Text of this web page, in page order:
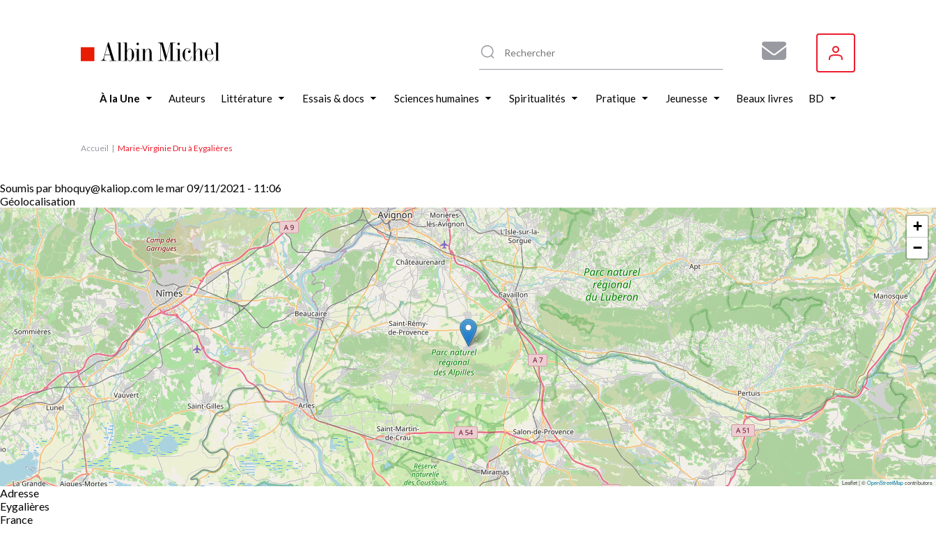
À la Une Auteurs Littérature Essais & docs Sciences humaines Spiritualités Pratique Jeunesse Beaux livres BD
Accueil Marie-Virginie Dru à Eygalières
Soumis par bhoquy@kaliop.com lemar 09/11/2021 - 11:06
Géolocalisation
+
−
Leaflet | ©OpenStreetMapcontributors
Adresse
Eygalières
France